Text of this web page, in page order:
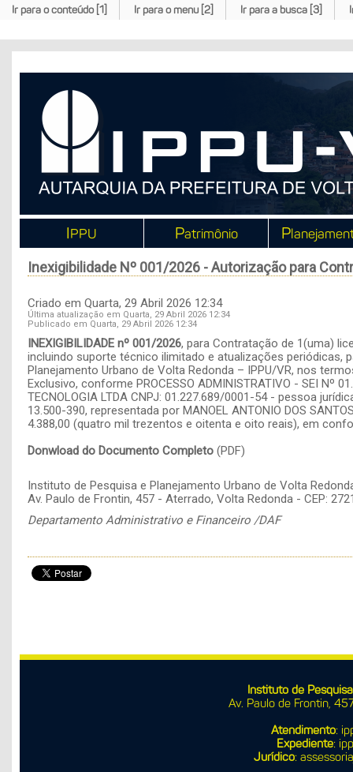
Ir para o conteúdo [1] Ir para o menu [2] Ir para a busca [3]
IPPU Patrimônio P
Inexigibilidade Nº 001/2026 - Autorização para
Criado em Quarta, 29 Abril 2026 12:34
Última atualização em Quarta, 29 Abril 2026 12:34
Publicado em Quarta, 29 Abril 2026 12:34
INEXIGIBILIDADE nº 001/2026, para Contratação de 1(uma)
incluindo suporte técnico ilimitado e atualizações periódicas,
Planejamento Urbano de Volta Redonda – IPPU/VR, nos
Exclusivo, conforme PROCESSO ADMINISTRATIVO - SEI Nº
TECNOLOGIA LTDA CNPJ: 01.227.689/0001-54 - pessoa
13.500-390, representada por MANOEL ANTONIO DOS
4.388,00 (quatro mil trezentos e oitenta e oito reais), em
Donwload do Documento Completo (PDF)
Instituto de Pesquisa e Planejamento Urbano de Volta
Av. Paulo de Frontin, 457 - Aterrado, Volta Redonda - CEP:
Departamento Administrativo e Financeiro /DAF
Instituto de
Av. Paulo de Frontin,
Atendimento:
Expediente:
Jurídico: